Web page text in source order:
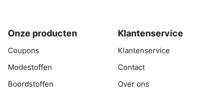
Onze producten
Coupons
Modestoffen
Boordstoffen
Klantenservice
Klantenservice
Contact
Over ons